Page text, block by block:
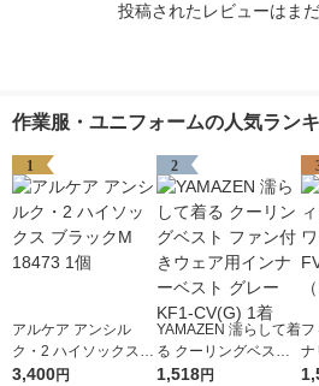
投稿されたレビューはまだ
作業服・ユニフォームの人気ラン
1
アルケア アンシル
ク・2 ハイソックス
ブラックM 18473 1個
3,400円
2
YAMAZEN 濡らして着
る クーリングベスト
ファン付きウェア用イ
1,518円
フ
ナ
ッ